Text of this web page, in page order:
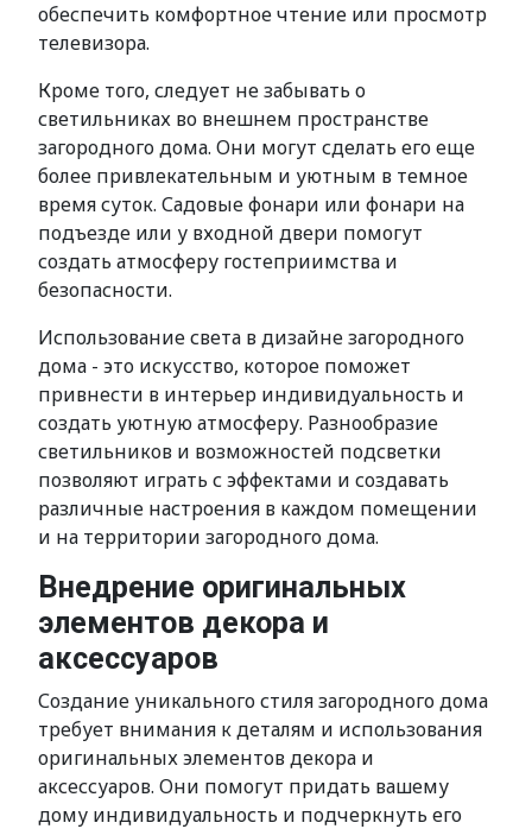
обеспечить комфортное чтение или просмотр
телевизора.
Кроме того, следует не забывать о
светильниках во внешнем пространстве
загородного дома. Они могут сделать его еще
более привлекательным и уютным в темное
время суток. Садовые фонари или фонари на
подъезде или у входной двери помогут
создать атмосферу гостеприимства и
безопасности.
Использование света в дизайне загородного
дома - это искусство, которое поможет
привнести в интерьер индивидуальность и
создать уютную атмосферу. Разнообразие
светильников и возможностей подсветки
позволяют играть с эффектами и создавать
различные настроения в каждом помещении
и на территории загородного дома.
Внедрение оригинальных
элементов декора и
аксессуаров
Создание уникального стиля загородного дома
требует внимания к деталям и использования
оригинальных элементов декора и
аксессуаров. Они помогут придать вашему
дому индивидуальность и подчеркнуть его